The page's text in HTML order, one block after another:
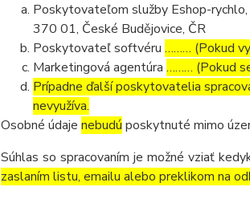
Poskytovateľom služby Eshop-
370 01, České Budějovice, ČR
Poskytovateľ softvéru ……… (Pokud
Marketingová agentúra ……… (Pokud
Prípadne ďalší poskytovatelia
nevyužíva.
Osobné údaje nebudú poskytnuté mimo
Súhlas so spracovaním je možné vziať
zaslaním listu, emailu alebo preklikom na